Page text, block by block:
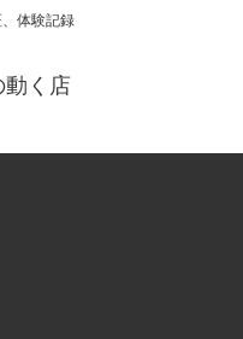
体験記録
動く店